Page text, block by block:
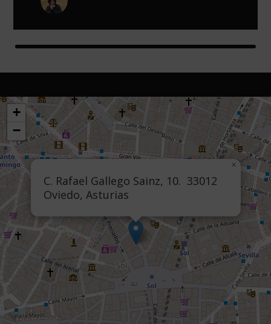
C. Rafael Gallego Sainz, 10. 33012
Oviedo, Asturias
×
+
−